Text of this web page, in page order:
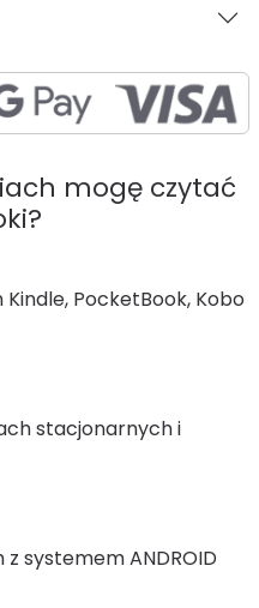
mogę czytać
PocketBook, Kobo
stacjonarnych i
systemem ANDROID